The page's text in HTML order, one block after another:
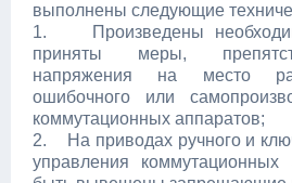
выполнены следующие
1. Произведены
приняты меры,
напряжения на место
ошибочного или
коммутационных аппаратов;
2. На приводах ручного и
управления